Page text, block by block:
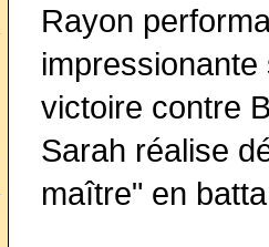
Rayon
victoire contre
Sarah réalise
maître" en